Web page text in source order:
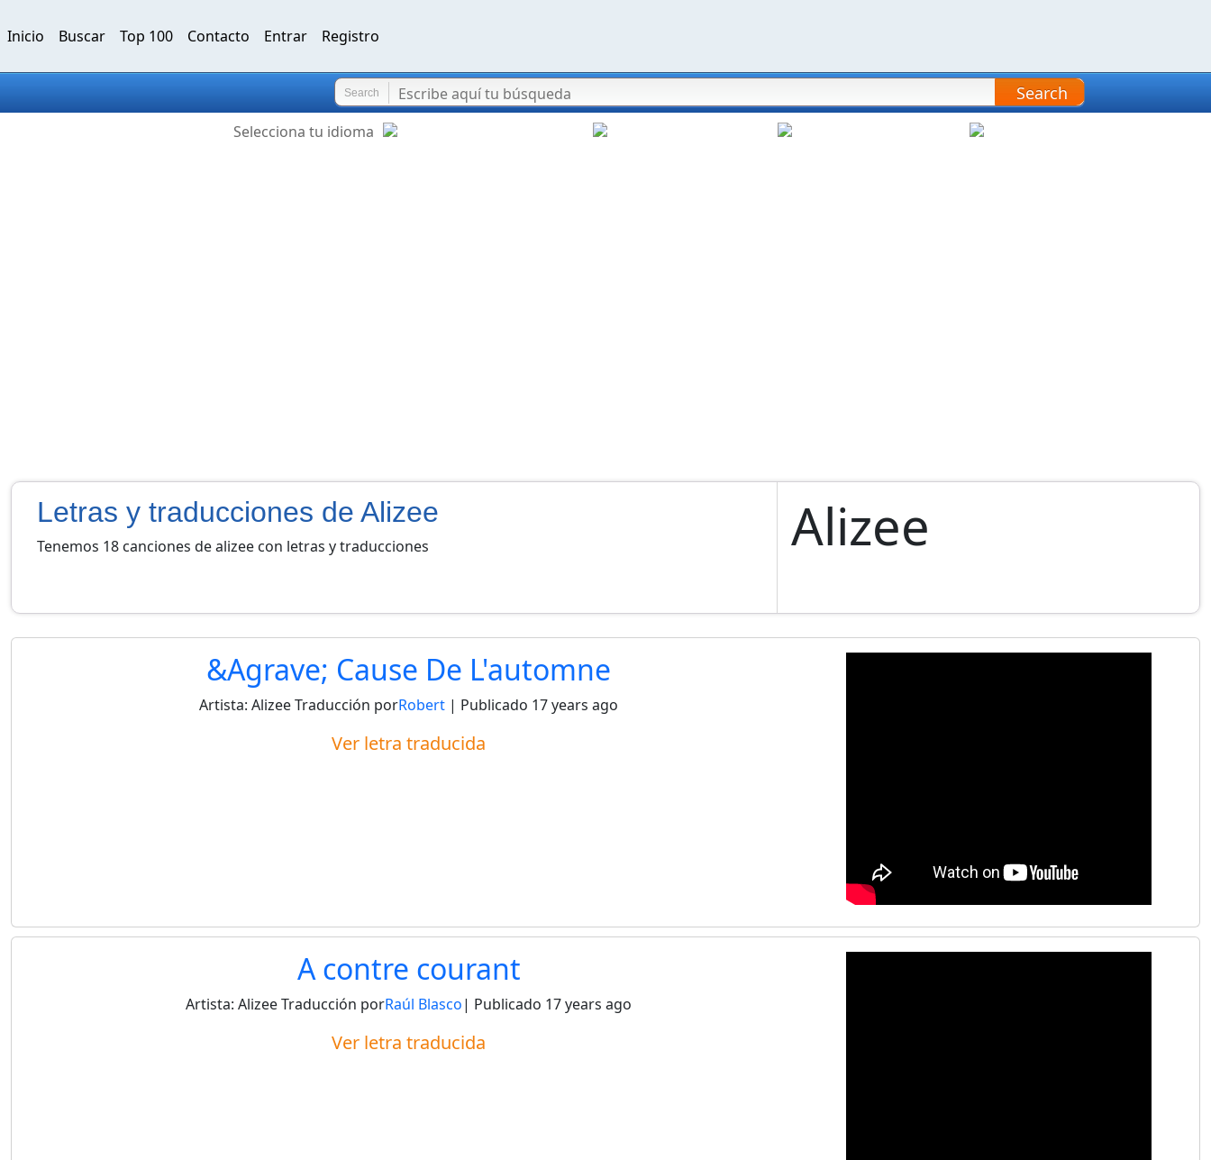
Inicio Buscar Top 100 Contacto Entrar Registro
Search Search
Selecciona tu idioma
Letras y traducciones de Alizee
Tenemos 18 canciones de alizee con letras y traducciones Alizee
&Agrave; Cause De L'automne
Artista:AlizeeTraducción porRobert | Publicado 17 years ago
Ver letra traducida
A contre courant
Artista:AlizeeTraducción porRaúl Blasco| Publicado 17 years ago
Ver letra traducida